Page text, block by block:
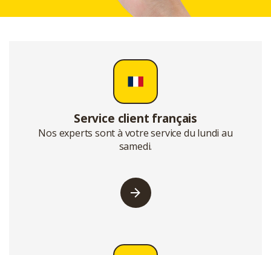
Service client français
Nos experts sont à votre service du lundi au
samedi.